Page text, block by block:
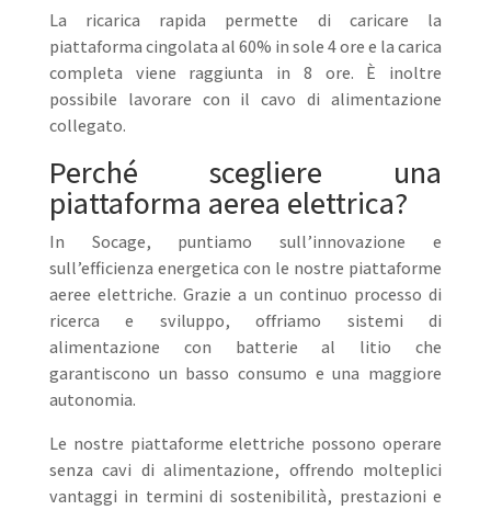
La ricarica rapida permette di caricare la
piattaforma cingolata al 60% in sole 4 ore e la carica
completa viene raggiunta in 8 ore. È inoltre
possibile lavorare con il cavo di alimentazione
collegato.
Perché scegliere una
piattaforma aerea elettrica?
In Socage, puntiamo sull’innovazione e
sull’efficienza energetica con le nostre piattaforme
aeree elettriche. Grazie a un continuo processo di
ricerca e sviluppo, offriamo sistemi di
alimentazione con batterie al litio che
garantiscono un basso consumo e una maggiore
autonomia.
Le nostre piattaforme elettriche possono operare
senza cavi di alimentazione, offrendo molteplici
vantaggi in termini di sostenibilità, prestazioni e